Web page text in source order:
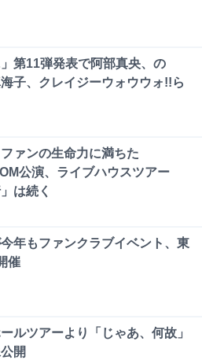
」第11弾発表で阿部真央、の
子、クレイジーウォウウォ!!ら
ァンの生命力に満ちた
公演、ライブハウスツアー
は続く
年もファンクラブイベント、東
催
ルツアーより「じゃあ、何故」
開